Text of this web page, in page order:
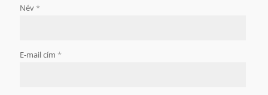
Név*
E-mail cím *